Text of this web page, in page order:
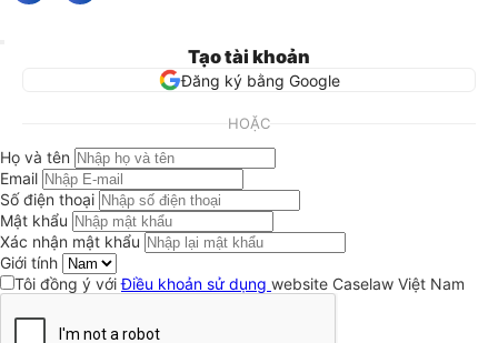
Tạo tài khoản
Đăng ký bằng Google
HOẶC
Họ và tên
Email
Số điện thoại
Mật khẩu
Xác nhận mật khẩu
Giới tính
Tôi đồng ý vớiĐiều khoản sử dụng website Caselaw Việt Nam